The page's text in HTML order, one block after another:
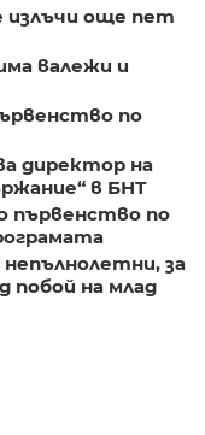
излъчи още пет
валежи и
по
директор на
в БНТ
първенство по
за
на млад